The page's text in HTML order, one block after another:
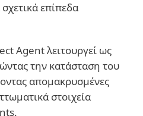
επίπεδα
Agent λειτουργεί ως
την κατάσταση του
απομακρυσμένες
στοιχεία